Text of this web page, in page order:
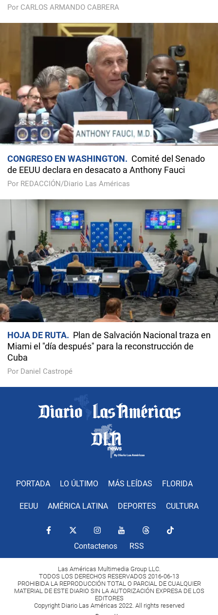
Por CARLOS ARMANDO CABRERA
CONGRESO EN WASHINGTON
Comité del Senado
de EEUU declara en desacato a Anthony Fauci
Por REDACCIÓN/Diario Las Américas
HOJA DE RUTA
Plan de Salvación Nacional traza en
Miami el "día después" para la reconstrucción de
Cuba
Por Daniel Castropé
PORTADA LO ÚLTIMO MÁS LEÍDAS FLORIDA
EEUU AMÉRICA LATINA DEPORTES CULTURA
Contactenos RSS
Las Américas Multimedia Group LLC.
TODOS LOS DERECHOS RESERVADOS 2016-06-13
PROHIBIDA LA REPRODUCCIÓN TOTAL O PARCIAL DE CUALQUIER
MATERIAL DE ESTE DIARIO SIN LA AUTORIZACIÓN EXPRESA DE LOS
EDITORES
Copyright Diario Las Américas 2022. All rights reserved